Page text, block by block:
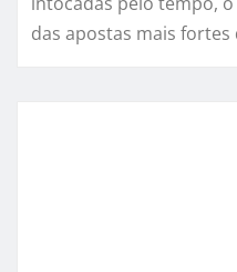
das apostas mais